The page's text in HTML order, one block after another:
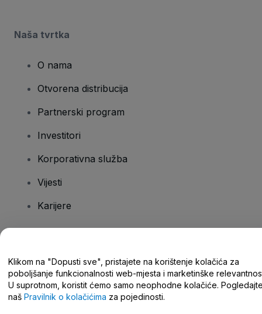
Naša tvrtka
O nama
Otvorena distribucija
Partnerski program
Investitori
Korporativna služba
Vijesti
Karijere
Centar za pomoć/kontaktirajte nas
Klikom na "Dopusti sve", pristajete na korištenje kolačića za
poboljšanje funkcionalnosti web-mjesta i marketinške
U suprotnom, koristit ćemo samo neophodne kolačiće.
naš Pravilnik o kolačićima za pojedinosti.